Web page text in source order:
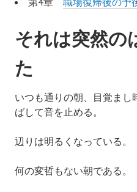
それは突然の
た
いつも通りの朝、目覚まし
ばして音を止める。
辺りは明るくなっている。
何の変哲もない朝である。